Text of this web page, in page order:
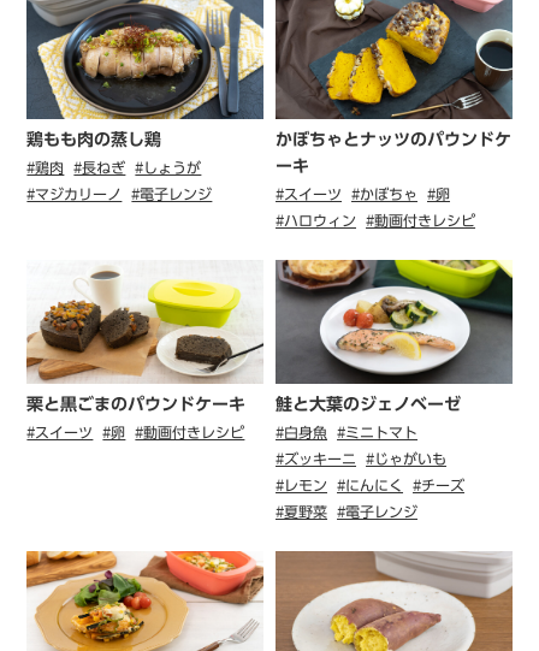
鶏もも肉の蒸し鶏
#鶏肉 #長ねぎ
#しょうが
#マジカリーノ
#電子レンジ
かぼちゃとナッツのパウンドケ
ーキ
#スイーツ #かぼちゃ
#卵
#ハロウィン
#動画付きレシピ
栗と黒ごまのパウンドケーキ
#スイーツ #卵 #動画付きレシピ
鮭と大葉のジェノベーゼ
#白身魚
#ミニトマト
#ズッキーニ
#じゃがいも
#レモン
#にんにく
#チーズ
#夏野菜
#電子レンジ